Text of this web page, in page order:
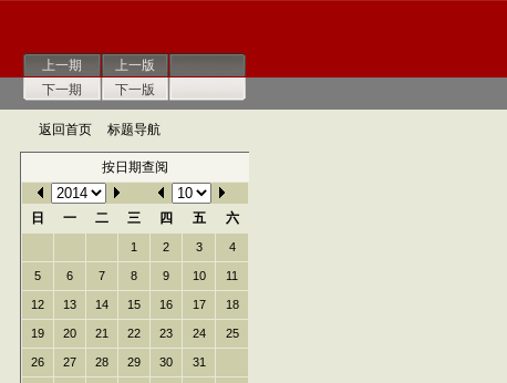
上一期
下一期
上一版
下一版
返回首页 标题导航
按日期查阅
日 一 二 三 四 五 六
1 2 3 4
5 6 7 8 9 10 11
12 13 14 15 16 17 18
19 20 21 22 23 24 25
26 27 28 29 30 31